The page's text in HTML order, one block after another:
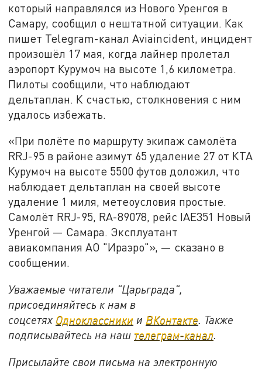
который направлялся из Нового Уренгоя в
Самару, сообщил о нештатной ситуации. Как
пишет Telegram-канал Aviaincident, инцидент
произошёл 17 мая, когда лайнер пролетал
аэропорт Курумоч на высоте 1,6 километра.
Пилоты сообщили, что наблюдают
дельтаплан. К счастью, столкновения с ним
удалось избежать.
«При полёте по маршруту экипаж самолёта
RRJ-95 в районе азимут 65 удаление 27 от КТА
Курумоч на высоте 5500 футов доложил, что
наблюдает дельтаплан на своей высоте
удаление 1 миля, метеоусловия простые.
Самолёт RRJ-95, RA-89078, рейс IAE351 Новый
Уренгой — Самара. Эксплуатант
авиакомпания АО "Ираэро"», — сказано в
сообщении.
Уважаемые читатели "Царьграда",
присоединяйтесь к нам в
соцсетях Одноклассники и ВКонтакте. Также
подписывайтесь на наш телеграм-канал.
Присылайте свои письма на электронную